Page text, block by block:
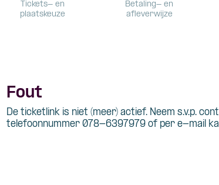
Tickets- en
plaatskeuze
Betaling- en
afleverwijze
Fout
De ticketlink is niet (meer) actief. Neem s.v.p.
telefoonnummer 078-6397979 of per e-mail